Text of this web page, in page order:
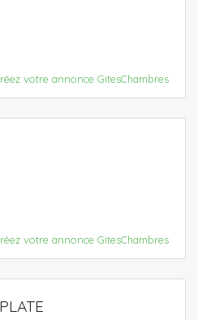
votre annonce GitesChambres
votre annonce GitesChambres